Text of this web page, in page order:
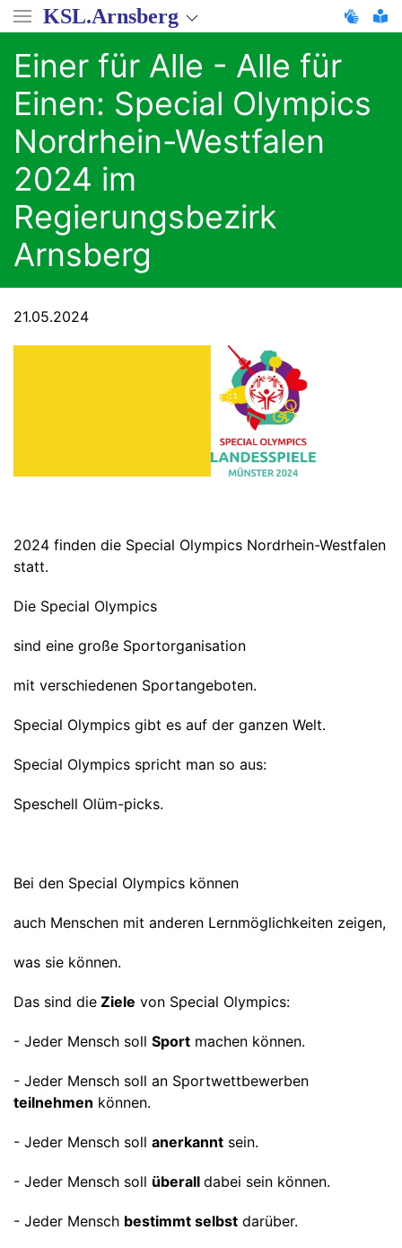
Direkt
zum
Inhalt
KSL.Arnsberg
Einer für Alle - Alle für
Einen: Special Olympics
Nordrhein-Westfalen
2024 im
Regierungsbezirk
Arnsberg
21.05.2024
2024 finden die Special Olympics Nordrhein-Westfalen
statt.
Die Special Olympics
sind eine große Sportorganisation
mit verschiedenen Sportangeboten.
Special Olympics gibt es auf der ganzen Welt.
Special Olympics spricht man so aus:
Speschell Olüm-picks.
Bei den Special Olympics können
auch Menschen mit anderen Lernmöglichkeiten zeigen,
was sie können.
Das sind die Ziele von Special Olympics:
- Jeder Mensch soll Sport machen können.
- Jeder Mensch soll an Sportwettbewerben
teilnehmen können.
- Jeder Mensch soll anerkannt sein.
- Jeder Mensch soll überall dabei sein können.
- Jeder Mensch bestimmt selbst darüber.